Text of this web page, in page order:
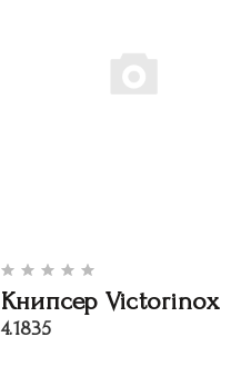
Книпсер Victorinox
4.1835